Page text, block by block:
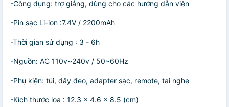
-Công dụng: trợ giảng, dùng cho các hướng dẫn viên
-Pin sạc Li-ion :7.4V / 2200mAh
-Thời gian sử dụng : 3 - 6h
-Nguồn: AC 110v~240v / 50~60Hz
-Phụ kiện: túi, dây đeo, adapter sạc, remote, tai nghe
-Kích thước loa : 12.3 x 4.6 x 8.5 (cm)